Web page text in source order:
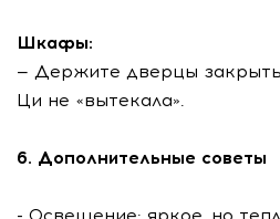
Шкафы:
— Держите дверцы
Ци не «вытекала».
6. Дополнительные советы